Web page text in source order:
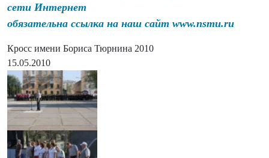
сети Интернет
обязательна ссылка на наш сайт www.nsmu.ru
Кросс имени Бориса Тюрнина 2010
15.05.2010